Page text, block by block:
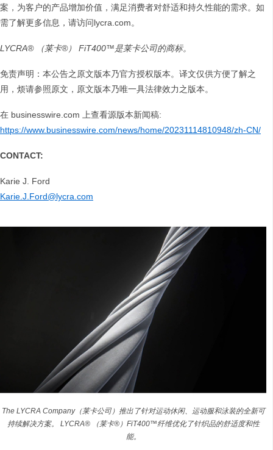
案，为客户的产品增加价值，满足消费者对舒适和持久性能的需求。如
需了解更多信息，请访问lycra.com。
LYCRA® （莱卡®） FiT400™是莱卡公司的商标。
免责声明：本公告之原文版本乃官方授权版本。译文仅供方便了解之
用，烦请参照原文，原文版本乃唯一具法律效力之版本。
在 businesswire.com 上查看源版本新闻稿:
https://www.businesswire.com/news/home/20231114810948/zh-CN/
CONTACT:
Karie J. Ford
Karie.J.Ford@lycra.com
The LYCRA Company（莱卡公司）推出了针对运动休闲、运动服和泳装的全新可
持续解决方案。 LYCRA® （莱卡®）FiT400™纤维优化了针织品的舒适度和性
能。